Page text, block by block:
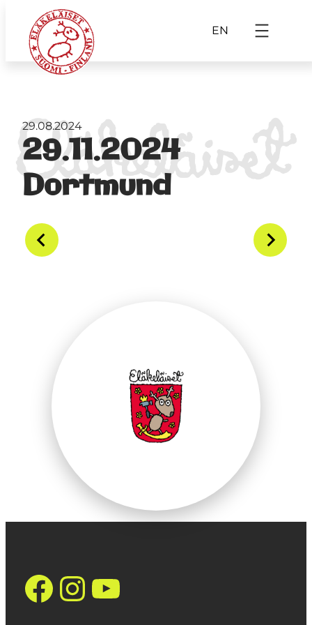
EN
29.11.2024
Dortmund
29.08.2024
https://
Instagram
YouTube